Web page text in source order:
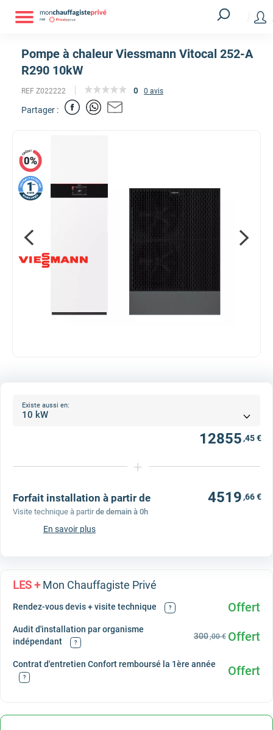
Pompe à chaleur Viessmann Vitocal 252-A
R290 10kW
REF Z022222 0 0 avis
Partager :
Existe aussi en:
12855 ,45 €
+
Forfait installation à partir de 4519 ,66 €
Visite technique à partir de demain à 0h
En savoir plus
LES +Mon Chauffagiste Privé
Rendez-vous devis + visite technique ? Offert
Audit d'installation par organisme
indépendant
? Offert
300,00 €
Contrat d'entretien Confort remboursé la 1ère année
? Offert